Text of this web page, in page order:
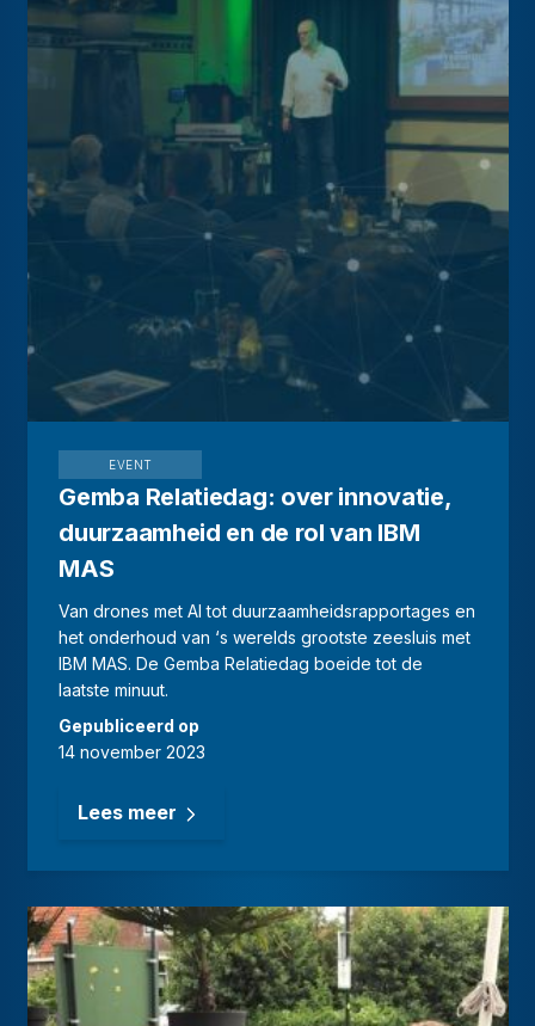
EVENT
Gemba Relatiedag: over innovatie,
duurzaamheid en de rol van IBM
MAS
Van drones met AI tot duurzaamheidsrapportages en
het onderhoud van ‘s werelds grootste zeesluis met
IBM MAS. De Gemba Relatiedag boeide tot de
laatste minuut.
Gepubliceerd op
14 november 2023
Lees meer